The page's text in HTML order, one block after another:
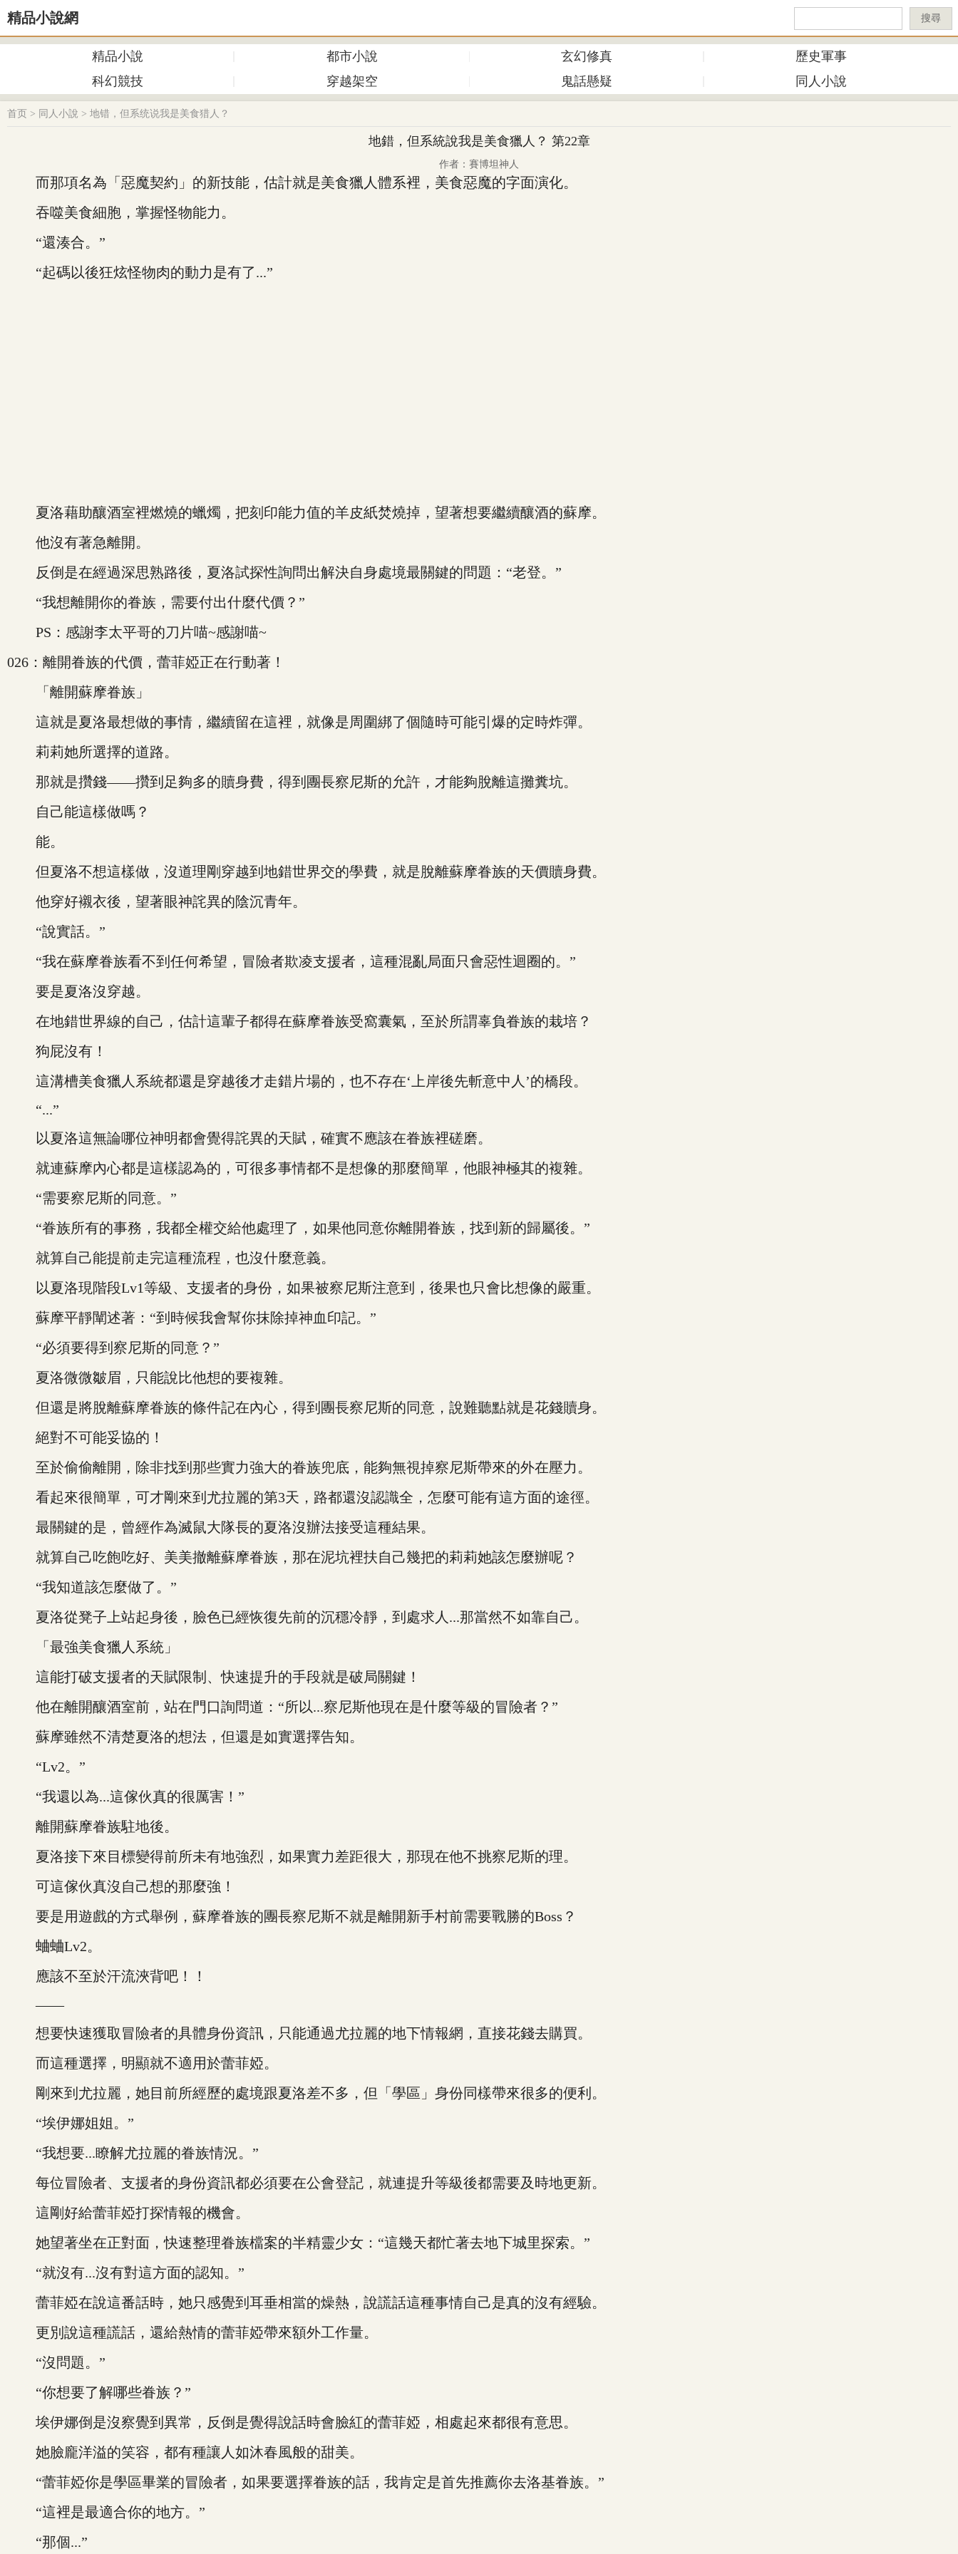
精品小說網 搜尋
精品小說 都市小說 玄幻修真
歷史軍事
科幻競技
穿越架空 鬼話懸疑 同人小說
首页 > 同人小說 > 地错，但系统说我是美食猎人？
地錯，但系統說我是美食獵人？ 第22章
作者：賽博坦神人
而那項名為「惡魔契約」的新技能，估計就是美食獵人體系裡，美食惡魔的字面演化。
吞噬美食細胞，掌握怪物能力。
“還湊合。”
“起碼以後狂炫怪物肉的動力是有了...”
夏洛藉助釀酒室裡燃燒的蠟燭，把刻印能力值的羊皮紙焚燒掉，望著想要繼續釀酒的蘇摩。
他沒有著急離開。
反倒是在經過深思熟路後，夏洛試探性詢問出解決自身處境最關鍵的問題：“老登。”
“我想離開你的眷族，需要付出什麼代價？”
PS：感謝李太平哥的刀片喵~感謝喵~
026：離開眷族的代價，蕾菲婭正在行動著！
「離開蘇摩眷族」
這就是夏洛最想做的事情，繼續留在這裡，就像是周圍綁了個隨時可能引爆的定時炸彈。
莉莉她所選擇的道路。
那就是攢錢——攢到足夠多的贖身費，得到團長察尼斯的允許，才能夠脫離這攤糞坑。
自己能這樣做嗎？
能。
但夏洛不想這樣做，沒道理剛穿越到地錯世界交的學費，就是脫離蘇摩眷族的天價贖身費。
他穿好襯衣後，望著眼神詫異的陰沉青年。
“說實話。”
“我在蘇摩眷族看不到任何希望，冒險者欺凌支援者，這種混亂局面只會惡性迴圈的。”
要是夏洛沒穿越。
在地錯世界線的自己，估計這輩子都得在蘇摩眷族受窩囊氣，至於所謂辜負眷族的栽培？
狗屁沒有！
這溝槽美食獵人系統都還是穿越後才走錯片場的，也不存在‘上岸後先斬意中人’的橋段。
“...”
以夏洛這無論哪位神明都會覺得詫異的天賦，確實不應該在眷族裡磋磨。
就連蘇摩內心都是這樣認為的，可很多事情都不是想像的那麼簡單，他眼神極其的複雜。
“需要察尼斯的同意。”
“眷族所有的事務，我都全權交給他處理了，如果他同意你離開眷族，找到新的歸屬後。”
就算自己能提前走完這種流程，也沒什麼意義。
以夏洛現階段Lv1等級、支援者的身份，如果被察尼斯注意到，後果也只會比想像的嚴重。
蘇摩平靜闡述著：“到時候我會幫你抹除掉神血印記。”
“必須要得到察尼斯的同意？”
夏洛微微皺眉，只能說比他想的要複雜。
但還是將脫離蘇摩眷族的條件記在內心，得到團長察尼斯的同意，說難聽點就是花錢贖身。
絕對不可能妥協的！
至於偷偷離開，除非找到那些實力強大的眷族兜底，能夠無視掉察尼斯帶來的外在壓力。
看起來很簡單，可才剛來到尤拉麗的第3天，路都還沒認識全，怎麼可能有這方面的途徑。
最關鍵的是，曾經作為滅鼠大隊長的夏洛沒辦法接受這種結果。
就算自己吃飽吃好、美美撤離蘇摩眷族，那在泥坑裡扶自己幾把的莉莉她該怎麼辦呢？
“我知道該怎麼做了。”
夏洛從凳子上站起身後，臉色已經恢復先前的沉穩冷靜，到處求人...那當然不如靠自己。
「最強美食獵人系統」
這能打破支援者的天賦限制、快速提升的手段就是破局關鍵！
他在離開釀酒室前，站在門口詢問道：“所以...察尼斯他現在是什麼等級的冒險者？”
蘇摩雖然不清楚夏洛的想法，但還是如實選擇告知。
“Lv2。”
“我還以為...這傢伙真的很厲害！”
離開蘇摩眷族駐地後。
夏洛接下來目標變得前所未有地強烈，如果實力差距很大，那現在他不挑察尼斯的理。
可這傢伙真沒自己想的那麼強！
要是用遊戲的方式舉例，蘇摩眷族的團長察尼斯不就是離開新手村前需要戰勝的Boss？
蛐蛐Lv2。
應該不至於汗流浹背吧！！
——
想要快速獲取冒險者的具體身份資訊，只能通過尤拉麗的地下情報網，直接花錢去購買。
而這種選擇，明顯就不適用於蕾菲婭。
剛來到尤拉麗，她目前所經歷的處境跟夏洛差不多，但「學區」身份同樣帶來很多的便利。
“埃伊娜姐姐。”
“我想要...瞭解尤拉麗的眷族情況。”
每位冒險者、支援者的身份資訊都必須要在公會登記，就連提升等級後都需要及時地更新。
這剛好給蕾菲婭打探情報的機會。
她望著坐在正對面，快速整理眷族檔案的半精靈少女：“這幾天都忙著去地下城里探索。”
“就沒有...沒有對這方面的認知。”
蕾菲婭在說這番話時，她只感覺到耳垂相當的燥熱，說謊話這種事情自己是真的沒有經驗。
更別說這種謊話，還給熱情的蕾菲婭帶來額外工作量。
“沒問題。”
“你想要了解哪些眷族？”
埃伊娜倒是沒察覺到異常，反倒是覺得說話時會臉紅的蕾菲婭，相處起來都很有意思。
她臉龐洋溢的笑容，都有種讓人如沐春風般的甜美。
“蕾菲婭你是學區畢業的冒險者，如果要選擇眷族的話，我肯定是首先推薦你去洛基眷族。”
“這裡是最適合你的地方。”
“那個...”